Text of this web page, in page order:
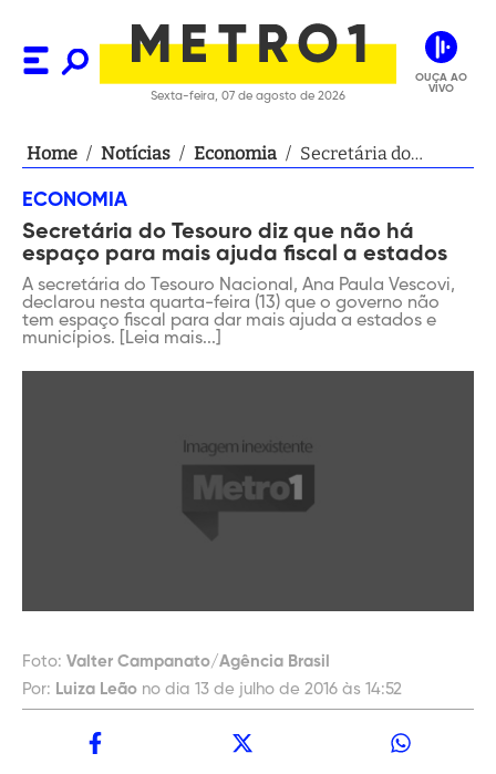
Sexta-feira, 07 de agosto de 2026
OUÇA AO
VIVO
Home / Notícias / Economia / Secretária do
ajuda fiscal a
estados
ECONOMIA
Secretária do Tesouro diz que não há
espaço para mais ajuda fiscal a estados
A secretária do Tesouro Nacional, Ana Paula Vescovi,
declarou nesta quarta-feira (13) que o governo não
tem espaço fiscal para dar mais ajuda a estados e
municípios. [Leia mais...]
Foto: Valter Campanato/Agência Brasil
Por: Luiza Leão no dia 13 de julho de 2016 às 14:52